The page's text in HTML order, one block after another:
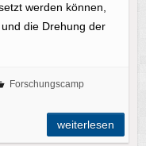
werden können,
die Drehung der
Forschungscamp
weiterlesen